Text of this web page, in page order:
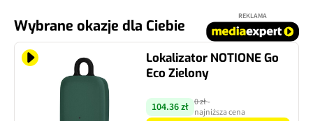
Wybrane okazje dla Ciebie
REKLAMA
Lokalizator NOTIONE Go
Eco Zielony
104.36 zł 0 zł-
najniższa cena